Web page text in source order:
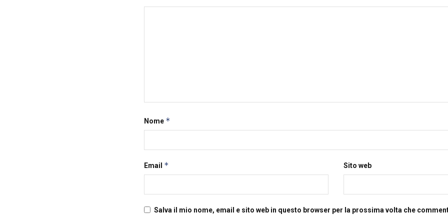
Nome *
Email * Sito web
Salva il mio nome, email e sito web in questo browser per la prossima volta che